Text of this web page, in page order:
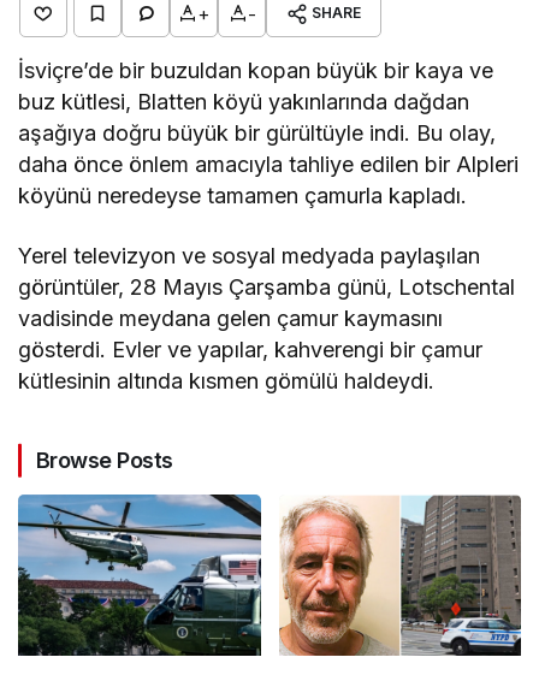
+ - SHARE
İsviçre’de bir buzuldan kopan büyük bir kaya ve
buz kütlesi, Blatten köyü yakınlarında dağdan
aşağıya doğru büyük bir gürültüyle indi. Bu olay,
daha önce önlem amacıyla tahliye edilen bir Alpleri
köyünü neredeyse tamamen çamurla kapladı.
Yerel televizyon ve sosyal medyada paylaşılan
görüntüler, 28 Mayıs Çarşamba günü, Lotschental
vadisinde meydana gelen çamur kaymasını
gösterdi. Evler ve yapılar, kahverengi bir çamur
kütlesinin altında kısmen gömülü haldeydi.
Browse Posts